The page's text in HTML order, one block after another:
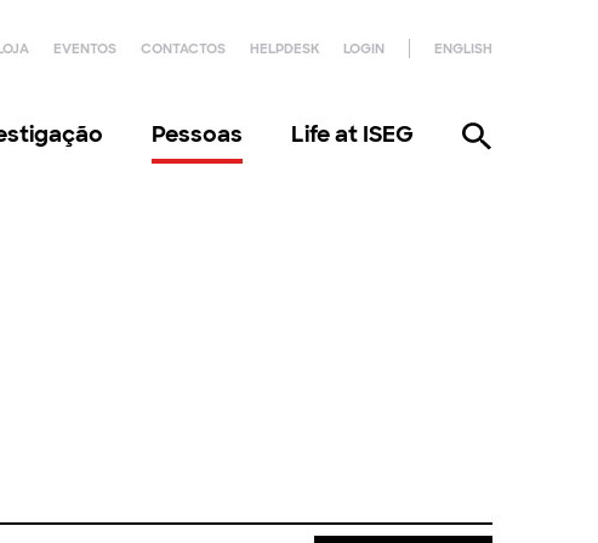
EVENTOS CONTACTOS HELPDESK LOGIN ENGLISH
Pessoas Life at ISEG